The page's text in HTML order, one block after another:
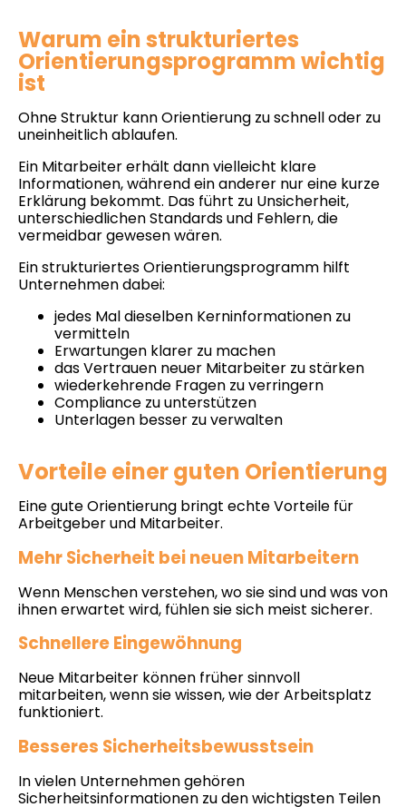
Warum ein strukturiertes
Orientierungsprogramm wichtig
ist
Ohne Struktur kann Orientierung zu schnell oder zu
uneinheitlich ablaufen.
Ein Mitarbeiter erhält dann vielleicht klare
Informationen, während ein anderer nur eine kurze
Erklärung bekommt. Das führt zu Unsicherheit,
unterschiedlichen Standards und Fehlern, die
vermeidbar gewesen wären.
Ein strukturiertes Orientierungsprogramm hilft
Unternehmen dabei:
jedes Mal dieselben Kerninformationen zu
vermitteln
Erwartungen klarer zu machen
das Vertrauen neuer Mitarbeiter zu stärken
wiederkehrende Fragen zu verringern
Compliance zu unterstützen
Unterlagen besser zu verwalten
Vorteile einer guten Orientierung
Eine gute Orientierung bringt echte Vorteile für
Arbeitgeber und Mitarbeiter.
Mehr Sicherheit bei neuen Mitarbeitern
Wenn Menschen verstehen, wo sie sind und was von
ihnen erwartet wird, fühlen sie sich meist sicherer.
Schnellere Eingewöhnung
Neue Mitarbeiter können früher sinnvoll
mitarbeiten, wenn sie wissen, wie der Arbeitsplatz
funktioniert.
Besseres Sicherheitsbewusstsein
In vielen Unternehmen gehören
Sicherheitsinformationen zu den wichtigsten Teilen